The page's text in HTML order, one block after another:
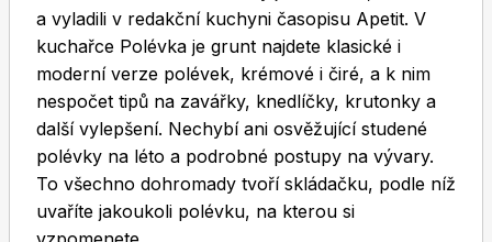
a vyladili v redakční kuchyni časopisu Apetit. V
kuchařce Polévka je grunt najdete klasické i
moderní verze polévek, krémové i čiré, a k nim
nespočet tipů na zavářky, knedlíčky, krutonky a
další vylepšení. Nechybí ani osvěžující studené
polévky na léto a podrobné postupy na vývary.
To všechno dohromady tvoří skládačku, podle níž
uvaříte jakoukoli polévku, na kterou si